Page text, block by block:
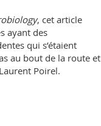
, cet article
ayant des
qui s’étaient
au bout de la route et
Poirel.